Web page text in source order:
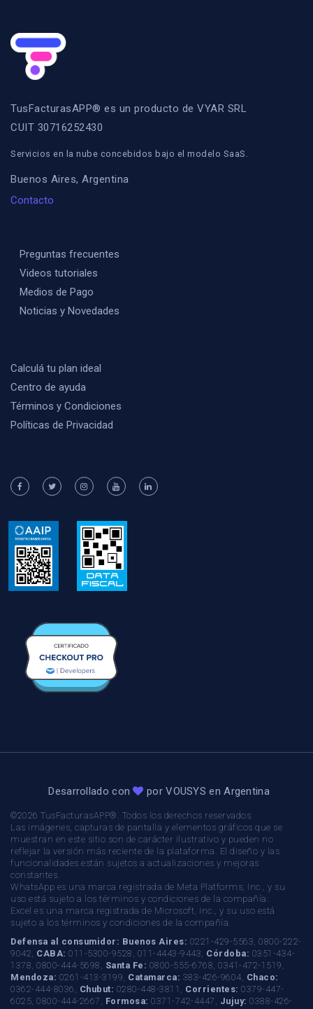
TusFacturasAPP® es un producto de VYAR SRL
CUIT 30716252430
Servicios en la nube concebidos bajo el modelo SaaS.
Buenos Aires, Argentina
Contacto
Preguntas frecuentes
Videos tutoriales
Medios de Pago
Noticias y Novedades
Calculá tu plan ideal
Centro de ayuda
Términos y Condiciones
Políticas de Privacidad
Desarrollado con porVOUSYS en Argentina
©2026 TusFacturasAPP®. Todos los derechos reservados.
Las imágenes, capturas de pantalla y elementos gráficos que se
muestran en este sitio son de carácter ilustrativo y pueden no
reflejar la versión más reciente de la plataforma. El diseño y las
funcionalidades están sujetos a actualizaciones y mejoras
constantes.
WhatsApp es una marca registrada de Meta Platforms, Inc., y su
uso está sujeto a los términos y condiciones de la compañía.
Excel es una marca registrada de Microsoft, Inc., y su uso está
sujeto a los términos y condiciones de la compañía.
Defensa al consumidor: Buenos Aires: 0221-429-5563, 0800-222-
9042, CABA: 011-5300-9528, 011-4443-9443, Córdoba: 0351-434-
1378, 0800-444-5698, Santa Fe: 0800-555-6768, 0341-472-1519,
Mendoza: 0261-413-3199, Catamarca: 383-426-9604, Chaco:
0362-444-8036, Chubut: 0280-448-3811, Corrientes: 0379-447-
6025, 0800-444-2667, Formosa: 0371-742-4447, Jujuy: 0388-426-